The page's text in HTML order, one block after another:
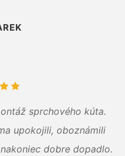
sprchového kúta.
upokojili, oboznámili
dobre dopadlo.